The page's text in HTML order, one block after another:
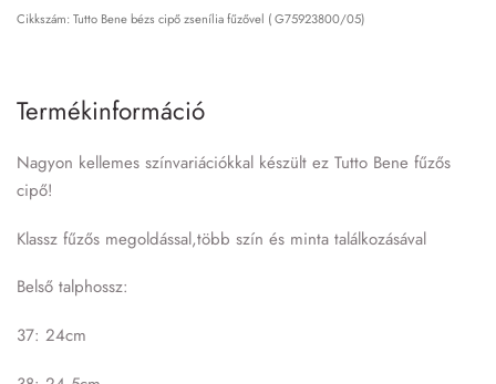
Tutto Bene bézs cipő zsenília fűzővel ( G75923800/05)
Termékinformáció
Nagyon kellemes színvariációkkal készült ez Tutto Bene fűzős
cipő!
Klassz fűzős megoldással,több szín és minta találkozásával
Belső talphossz:
37: 24cm